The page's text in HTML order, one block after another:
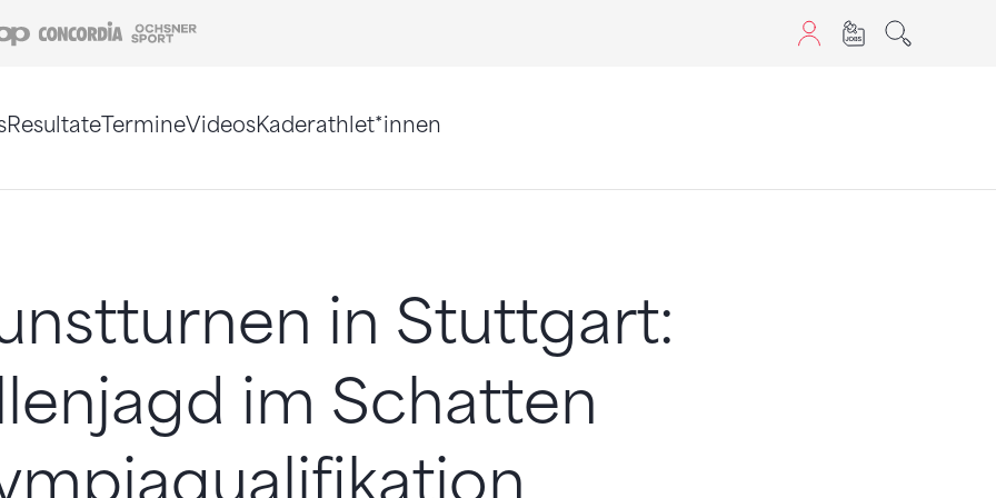
Coop Concordia
ResultateTermineVideosKaderathlet*innen
in Stuttgart:
im Schatten